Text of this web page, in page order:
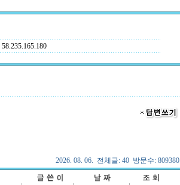
58.235.165.180
2026. 08. 06. 전체글: 40 방문수: 809380